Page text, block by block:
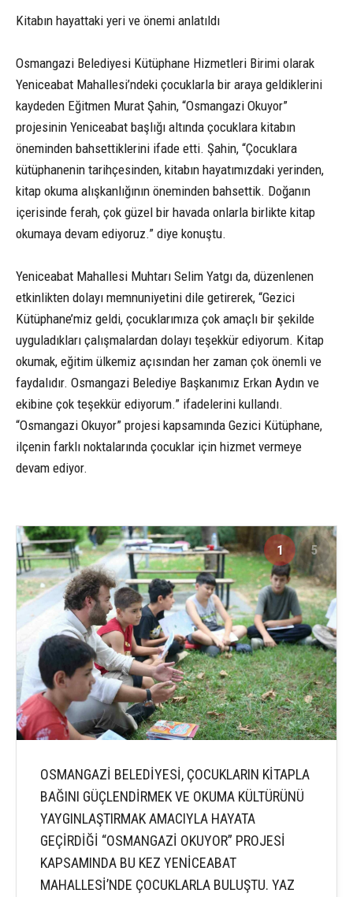
Kitabın hayattaki yeri ve önemi anlatıldı
Osmangazi Belediyesi Kütüphane Hizmetleri Birimi olarak
Yeniceabat Mahallesi’ndeki çocuklarla bir araya geldiklerini
kaydeden Eğitmen Murat Şahin, “Osmangazi Okuyor”
projesinin Yeniceabat başlığı altında çocuklara kitabın
öneminden bahsettiklerini ifade etti. Şahin, “Çocuklara
kütüphanenin tarihçesinden, kitabın hayatımızdaki yerinden,
kitap okuma alışkanlığının öneminden bahsettik. Doğanın
içerisinde ferah, çok güzel bir havada onlarla birlikte kitap
okumaya devam ediyoruz.” diye konuştu.
Yeniceabat Mahallesi Muhtarı Selim Yatgı da, düzenlenen
etkinlikten dolayı memnuniyetini dile getirerek, “Gezici
Kütüphane’miz geldi, çocuklarımıza çok amaçlı bir şekilde
uyguladıkları çalışmalardan dolayı teşekkür ediyorum. Kitap
okumak, eğitim ülkemiz açısından her zaman çok önemli ve
faydalıdır. Osmangazi Belediye Başkanımız Erkan Aydın ve
ekibine çok teşekkür ediyorum.” ifadelerini kullandı.
“Osmangazi Okuyor” projesi kapsamında Gezici Kütüphane,
ilçenin farklı noktalarında çocuklar için hizmet vermeye
devam ediyor.
1 5
OSMANGAZİ BELEDİYESİ, ÇOCUKLARIN KİTAPLA
BAĞINI GÜÇLENDİRMEK VE OKUMA KÜLTÜRÜNÜ
YAYGINLAŞTIRMAK AMACIYLA HAYATA
GEÇİRDİĞİ “OSMANGAZİ OKUYOR” PROJESİ
KAPSAMINDA BU KEZ YENİCEABAT
MAHALLESİ’NDE ÇOCUKLARLA BULUŞTU. YAZ